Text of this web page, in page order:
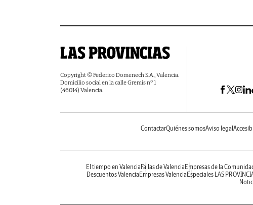
Copyright © Federico Domenech S.A., Valencia.
Domicilio social en la calle Gremis nº 1
(46014) Valencia.
ContactarQuiénes somosAviso legal
El tiempo en Valencia Fallas de Valencia Empresas de la
Descuentos Valencia Empresas Valencia Especiales LAS